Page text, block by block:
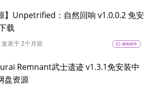
】Unpetrified：自然回响 v1.0.0.2 免安
载
发表于 2个月前 sports_esports 游戏/软件
Remnant武士遗迹 v1.3.1免安装中
盘资源